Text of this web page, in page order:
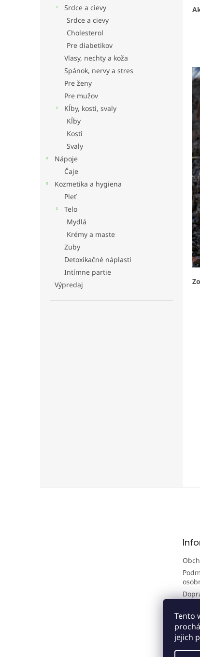
Tento
jejich
Srdce a cievy
Srdce a cievy
Cholesterol
Pre diabetikov
Vlasy, nechty a koža
Spánok, nervy a stres
Pre ženy
Pre mužov
Kĺby, kosti, svaly
Kĺby
Kosti
Svaly
Nápoje
Čaje
Kozmetika a hygiena
Pleť
Telo
Mydlá
Krémy a maste
Zuby
Detoxikačné náplasti
Intímne partie
Výpredaj